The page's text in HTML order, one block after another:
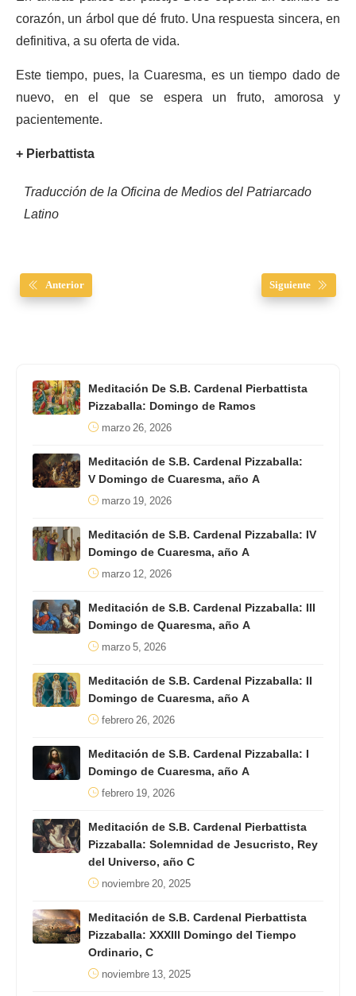
corazón, un árbol que dé fruto. Una respuesta sincera, en
definitiva, a su oferta de vida.
Este tiempo, pues, la Cuaresma, es un tiempo dado de
nuevo, en el que se espera un fruto, amorosa y
pacientemente.
+ Pierbattista
Traducción de la Oficina de Medios del Patriarcado
Latino
Anterior Siguiente
Meditación De S.B. Cardenal Pierbattista
Pizzaballa: Domingo de Ramos
marzo 26, 2026
Meditación de S.B. Cardenal Pizzaballa:
V Domingo de Cuaresma, año A
marzo 19, 2026
Meditación de S.B. Cardenal Pizzaballa: IV
Domingo de Cuaresma, año A
marzo 12, 2026
Meditación de S.B. Cardenal Pizzaballa: III
Domingo de Quaresma, año A
marzo 5, 2026
Meditación de S.B. Cardenal Pizzaballa: II
Domingo de Cuaresma, año A
febrero 26, 2026
Meditación de S.B. Cardenal Pizzaballa: I
Domingo de Cuaresma, año A
febrero 19, 2026
Meditación de S.B. Cardenal Pierbattista
Pizzaballa: Solemnidad de Jesucristo, Rey
del Universo, año C
noviembre 20, 2025
Meditación de S.B. Cardenal Pierbattista
Pizzaballa: XXXIII Domingo del Tiempo
Ordinario, C
noviembre 13, 2025